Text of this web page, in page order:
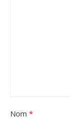
Nom *